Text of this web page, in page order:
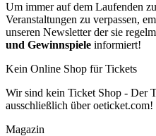
Um immer auf dem Laufenden
Veranstaltungen zu verpassen,
unseren Newsletter der sie
und Gewinnspiele informiert!
Kein Online Shop für Tickets
Wir sind kein Ticket Shop - Der
ausschließlich über oeticket.com!
Magazin